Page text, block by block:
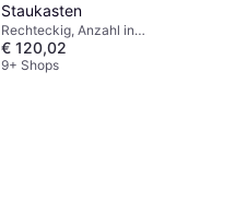
Staukasten
Rechteckig, Anzahl in
Verpackung: 1, Material:
Aluminium, Metall
€ 120,02
9+ Shops